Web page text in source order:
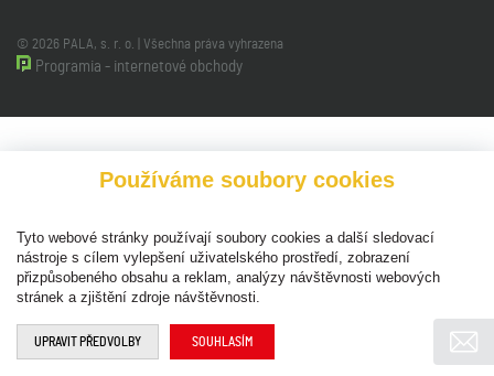
© 2026 PALA, s. r. o. | Všechna práva vyhrazena
Programia - internetové obchody
Používáme soubory cookies
Tyto webové stránky používají soubory cookies a další sledovací
nástroje s cílem vylepšení uživatelského prostředí, zobrazení
přizpůsobeného obsahu a reklam, analýzy návštěvnosti webových
stránek a zjištění zdroje návštěvnosti.
UPRAVIT PŘEDVOLBY SOUHLASÍM